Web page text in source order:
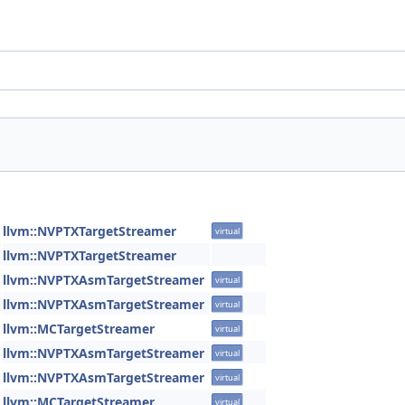
llvm::NVPTXTargetStreamer virtual
llvm::NVPTXTargetStreamer
llvm::NVPTXAsmTargetStreamer
virtual
llvm::NVPTXAsmTargetStreamer virtual
llvm::MCTargetStreamer virtual
llvm::NVPTXAsmTargetStreamer virtual
llvm::NVPTXAsmTargetStreamer virtual
virtual